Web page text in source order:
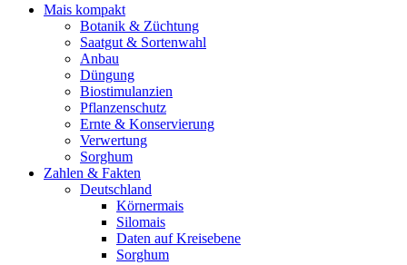
Mais kompakt
Botanik & Züchtung
Saatgut & Sortenwahl
Anbau
Düngung
Biostimulanzien
Pflanzenschutz
Ernte & Konservierung
Verwertung
Sorghum
Zahlen & Fakten
Deutschland
Körnermais
Silomais
Daten auf Kreisebene
Sorghum